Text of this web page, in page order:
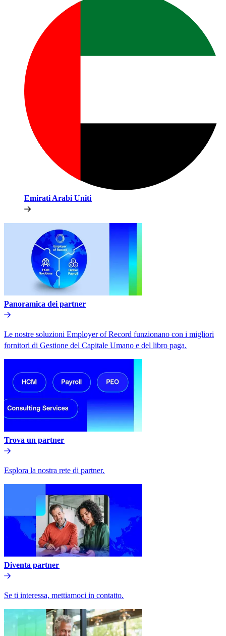
Emirati Arabi Uniti​​
Panoramica dei partner​​
Le nostre soluzioni Employer of Record funzionano con i migliori
fornitori di Gestione del Capitale Umano e del libro paga.​​
Trova un partner​​
Esplora la nostra rete di partner.​​
Diventa partner​​
Se ti interessa, mettiamoci in contatto.​​